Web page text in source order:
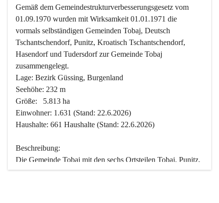
Gemäß dem Gemeindestrukturverbesserungsgesetz vom
01.09.1970 wurden mit Wirksamkeit 01.01.1971 die
vormals selbständigen Gemeinden Tobaj, Deutsch
Tschantschendorf, Punitz, Kroatisch Tschantschendorf,
Hasendorf und Tudersdorf zur Gemeinde Tobaj
zusammengelegt.
Lage: Bezirk Güssing, Burgenland
Seehöhe: 232 m
Größe:   5.813 ha
Einwohner: 1.631 (Stand: 22.6.2026)
Haushalte: 661 Haushalte (Stand: 22.6.2026)
Beschreibung:
Die Gemeinde Tobaj mit den sechs Ortsteilen Tobaj, Punitz,
Deutsch Tschantschendorf, Kroatisch Tschantschendorf,